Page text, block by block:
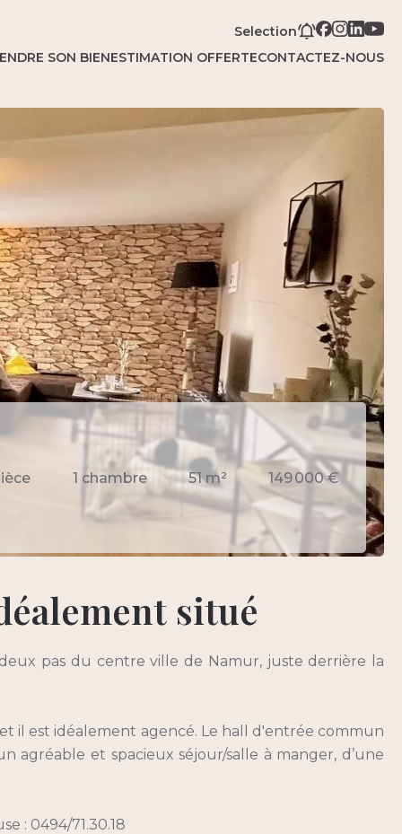
Selection
SON BIENESTIMATION OFFERTECONTACTEZ-NOUS
1 chambre 51 m² 149 000 €
situé
pas du centre ville de Namur, juste derrière la
il est idéalement agencé. Le hall d'entrée commun
et spacieux séjour/salle à manger, d’une
: 0494/71.30.18